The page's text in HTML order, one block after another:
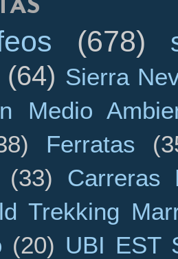
(678)
(64) Sierra
Medio
Ferratas
(33)
Carreras
Trekking
(20) UBI EST